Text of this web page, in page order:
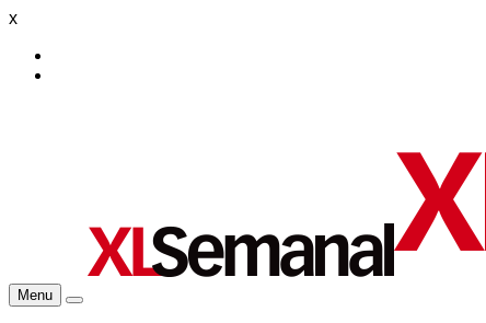
x
Menu